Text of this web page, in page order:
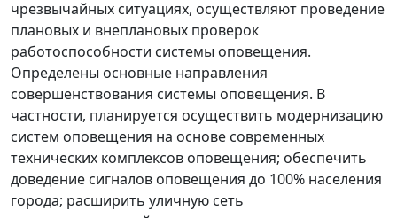
чрезвычайных ситуациях, осуществляют проведение
плановых и внеплановых проверок
работоспособности системы оповещения.
Определены основные направления
совершенствования системы оповещения. В
частности, планируется осуществить модернизацию
систем оповещения на основе современных
технических комплексов оповещения; обеспечить
доведение сигналов оповещения до 100% населения
города; расширить уличную сеть